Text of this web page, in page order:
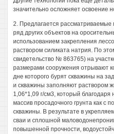
значительно осложняет освоение
2. Предлагается рассматриваемые
ряд других объектов на
использованием закрепления
раствором силиката натрия. По
свидетельство № 863765) на
размерами сооружения отрывают
дне которого бурят скважины на
и скважины заполняют раствором
1,06*1,09 г/см3, который благодаря
массив просадочного грунта как с
скважины. В результате в
сваи и сплошной
повышенной прочности,